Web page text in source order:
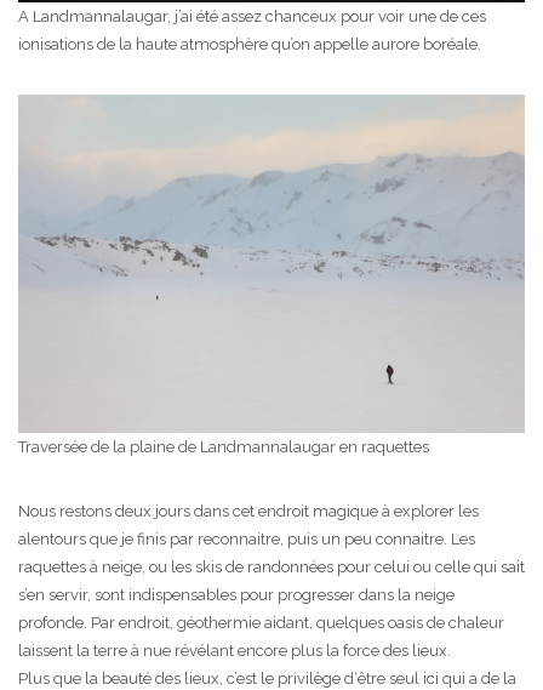
A Landmannalaugar, j’ai été assez chanceux pour voir une de ces
ionisations de la haute atmosphère qu’on appelle aurore boréale.
Traversée de la plaine de Landmannalaugar en raquettes
Nous restons deux jours dans cet endroit magique à explorer les
alentours que je finis par reconnaitre, puis un peu connaitre. Les
raquettes à neige, ou les skis de randonnées pour celui ou celle qui sait
s’en servir, sont indispensables pour progresser dans la neige
profonde. Par endroit, géothermie aidant, quelques oasis de chaleur
laissent la terre à nue révélant encore plus la force des lieux.
Plus que la beauté des lieux, c’est le privilège d‘être seul ici qui a de la